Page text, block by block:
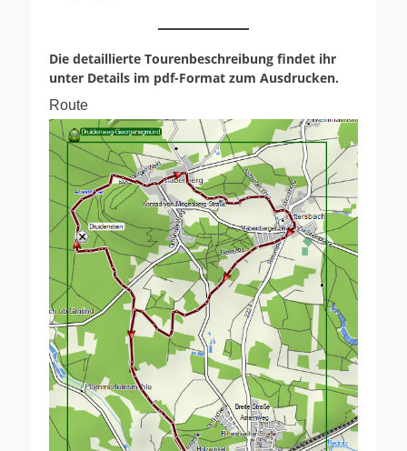
Die detaillierte Tourenbeschreibung findet ihr
unter Details im pdf-Format zum Ausdrucken.
Route